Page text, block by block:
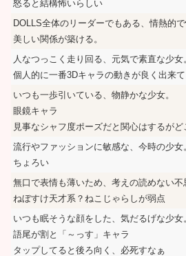
怒ると結構怖いらしい
DOLLS全体のリーダーでもある、情熱的
美しい関係が築ける。
人なつっこく走り回る、元気で素直な少女
個人的に一番3Dキャラの動きが良く出来
いつも一歩引いている、物静かな少女。
眼鏡キャラ
見事なシャフ度ポーズだと関心はするが
流行やファッションに敏感な、今時の少女
ちょろい
無口で表情も薄いため、考えの読めない不
ねぼすけ天才系？ねこじゃらしが弱点
いつも眠そうな顔をした、気だるげな少女
語尾が割と「～っす」キャラ
タップしてると後ろ向く、必死すなぁ